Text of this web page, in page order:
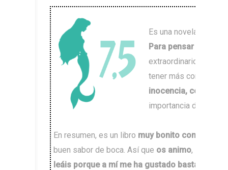
Es una novela
Para pensar y
extraordinario puede
tener más confianza
inocencia, celos y
importancia de la
En resumen, es un libro muy bonito contado
buen sabor de boca. Así que os animo, si os
leáis porque a mí me ha gustado bastante